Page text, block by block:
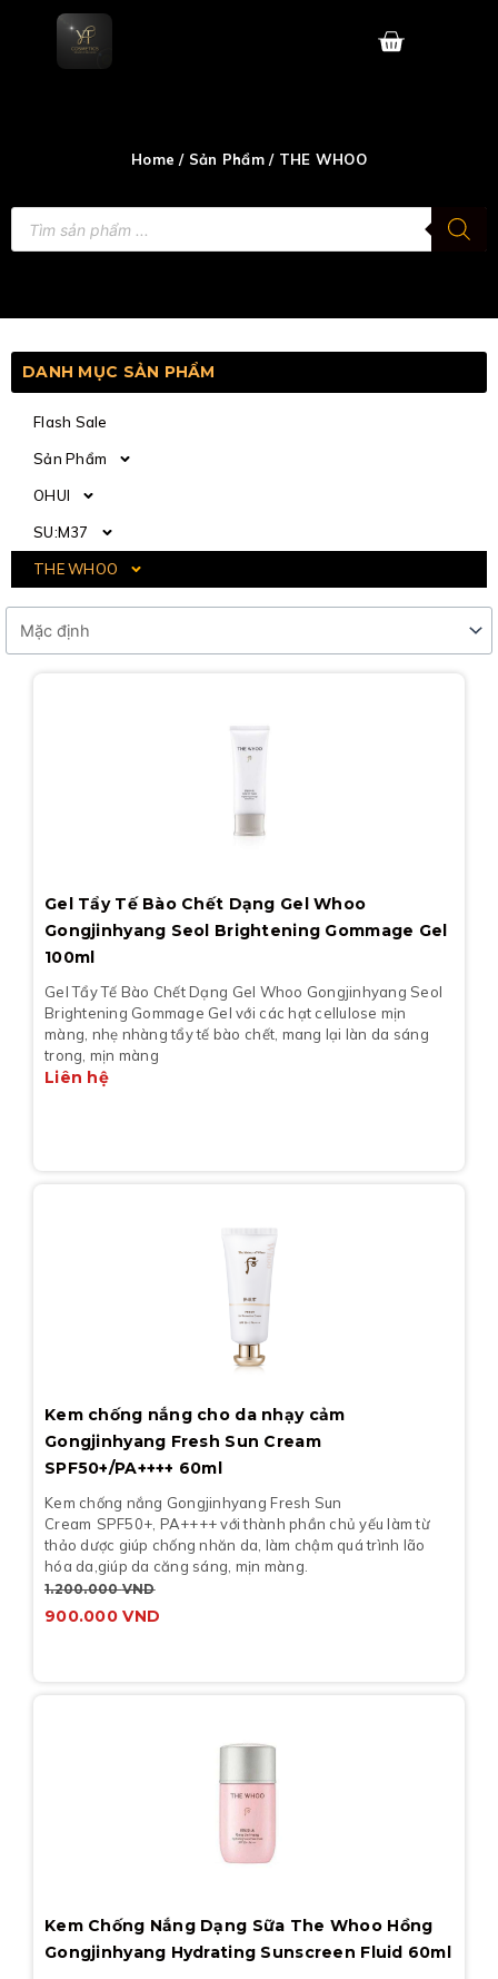
content
Home / Sản Phẩm / THE WHOO
Tìm
kiếm
sản
DANH MỤC SẢN PHẨM
Flash Sale
Sản Phẩm
OHUI
SU:M37
THE WHOO
Gel Tẩy Tế Bào Chết Dạng Gel Whoo
Gongjinhyang Seol Brightening Gommage Gel
100ml
Gel Tẩy Tế Bào Chết Dạng Gel Whoo Gongjinhyang Seol
Brightening Gommage Gel với các hạt cellulose mịn
màng, nhẹ nhàng tẩy tế bào chết, mang lại làn da sáng
trong, mịn màng
Liên hệ
Kem chống nắng cho da nhạy cảm
Gongjinhyang Fresh Sun Cream
SPF50+/PA++++ 60ml
Kem chống nắng Gongjinhyang Fresh Sun
Cream SPF50+, PA++++ với thành phần chủ yếu làm từ
thảo dược giúp chống nhăn da, làm chậm quá trình lão
hóa da,giúp da căng sáng, mịn màng.
1.200.000VND
900.000VND
Kem Chống Nắng Dạng Sữa The Whoo Hồng
Gongjinhyang Hydrating Sunscreen Fluid 60ml